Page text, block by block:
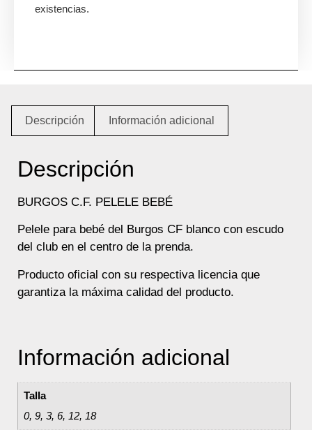
existencias.
Descripción Información adicional
Descripción
BURGOS C.F. PELELE BEBÉ
Pelele para bebé del Burgos CF blanco con escudo
del club en el centro de la prenda.
Producto oficial con su respectiva licencia que
garantiza la máxima calidad del producto.
Información adicional
Talla
0, 9, 3, 6, 12, 18